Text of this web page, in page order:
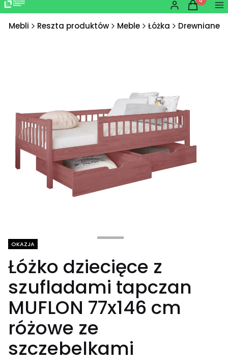
Zaloguj się
Produkty
Koszyk
Mebli Reszta produktów Meble Łóżka Drewniane
Tagi produktu
OKAZJA
Łóżko dziecięce z
szufladami tapczan
MUFLON 77x146 cm
różowe ze
szczebelkami